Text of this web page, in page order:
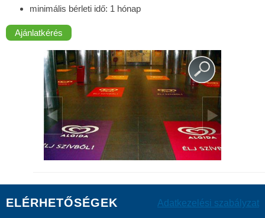
minimális bérleti idő: 1 hónap
Ajánlatkérés
ELÉRHETŐSÉGEK Adatkezelési szabályzat